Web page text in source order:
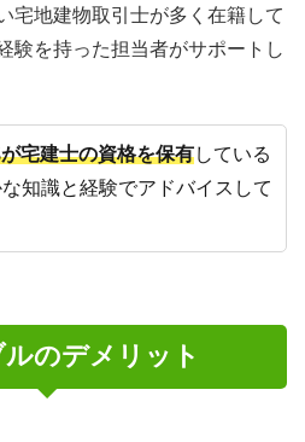
宅地建物取引士が多く在籍して
験を持った担当者がサポートし
宅建士の資格を保有している
知識と経験でアドバイスして
のデメリット